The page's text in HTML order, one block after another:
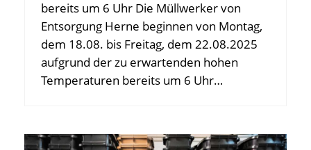
bereits um 6 Uhr Die Müllwerker von
Entsorgung Herne beginnen von Montag,
dem 18.08. bis Freitag, dem 22.08.2025
aufgrund der zu erwartenden hohen
Temperaturen bereits um 6 Uhr…